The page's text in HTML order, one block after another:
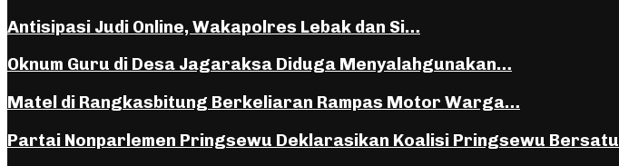
Antisipasi Judi Online, Wakapolres Lebak dan Si…
Oknum Guru di Desa Jagaraksa Diduga Menyalahgunakan…
Matel di Rangkasbitung Berkeliaran Rampas Motor Warga…
Partai Nonparlemen Pringsewu Deklarasikan Koalisi Pringsewu Bersatu